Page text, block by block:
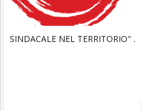
SINDACALE NEL TERRITORIO" .